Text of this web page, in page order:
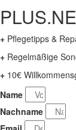
+ Pflegetipps &
+ Regelmäßige
+ 10€
Name
Nachname